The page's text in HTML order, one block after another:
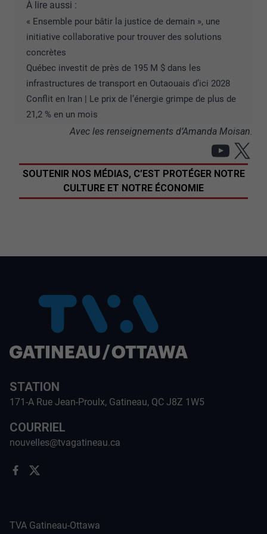
À lire aussi :
« Ensemble pour bâtir la justice de demain », une
initiative collaborative pour trouver des solutions
concrètes
Québec investit de près de 195 M $ dans les
infrastructures de transport en Outaouais d’ici 2028
Conflit en Iran | Le prix de l’énergie grimpe de plus de
21,2 % en un mois
Avec les renseignements d’Amanda Moisan.
X
SOUTENIR NOS MÉDIAS, C’EST PROTÉGER NOTRE
CULTURE ET NOTRE ÉCONOMIE
STATION
171-A Rue Jean-Proulx, Gatineau, QC J8Z 1W5
COURRIEL
nouvelles@tvagatineau.ca
TVA Gatineau-Ottawa